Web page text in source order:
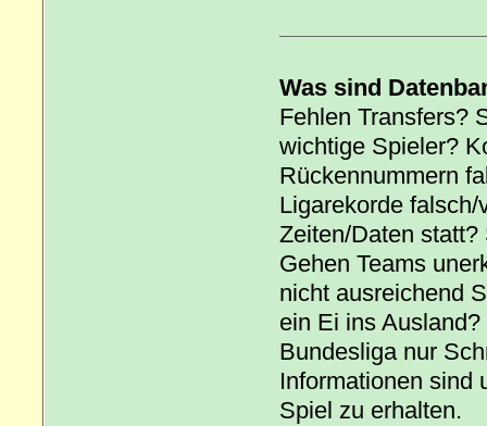
Was sind
Fehlen Transfers?
wichtige Spieler?
Rückennummern
Ligarekorde
Zeiten/Daten
Gehen Teams
nicht ausreichend
ein Ei ins
Bundesliga nur
Informationen sind
Spiel zu erhalten.